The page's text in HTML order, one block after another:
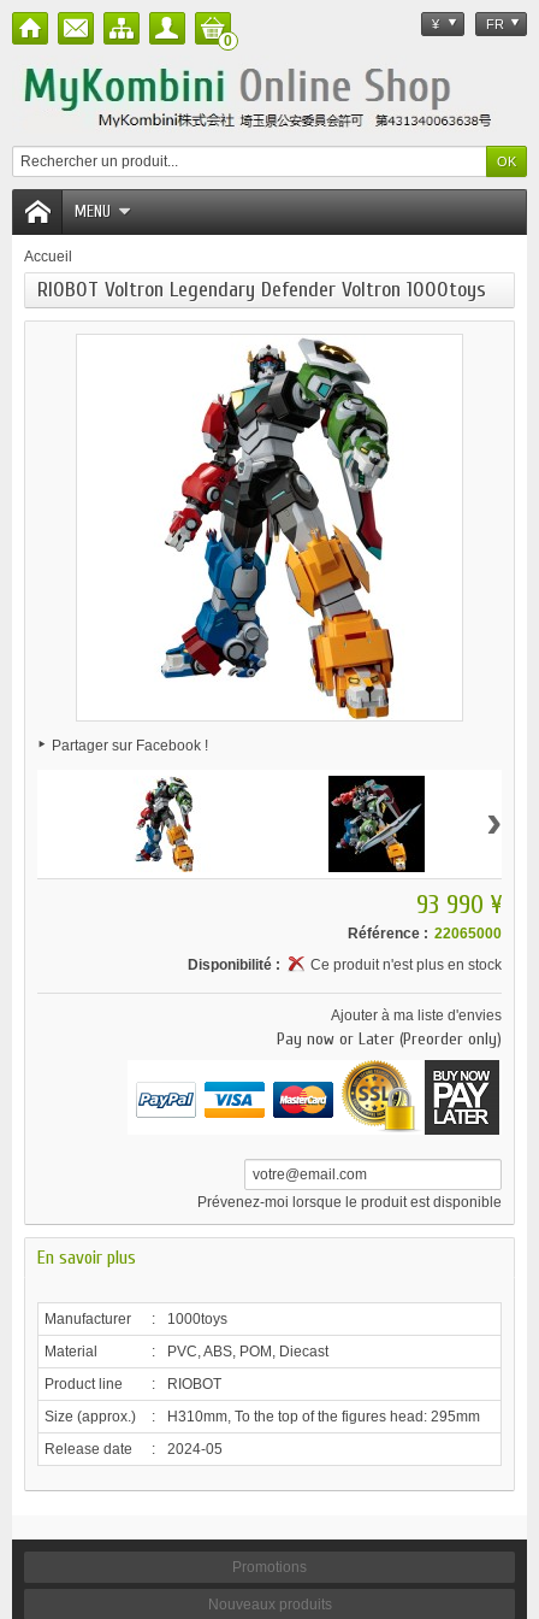
¥ FR
0
MENU
Accueil
RIOBOT Voltron Legendary Defender Voltron 1000toys
Partager sur Facebook !
›
93 990 ¥
Référence : 22065000
Disponibilité :
Ce produit n'est plus en stock
Ajouter à ma liste d'envies
Pay now or Later (Preorder only)
Prévenez-moi lorsque le produit est disponible
En savoir plus
Manufacturer :
1000toys
Material
:
PVC, ABS, POM, Diecast
Product line
:
RIOBOT
Size (approx.)
:
H310mm, To the top of the figures head: 295mm
Release date
: 2024-05
Promotions
Nouveaux produits